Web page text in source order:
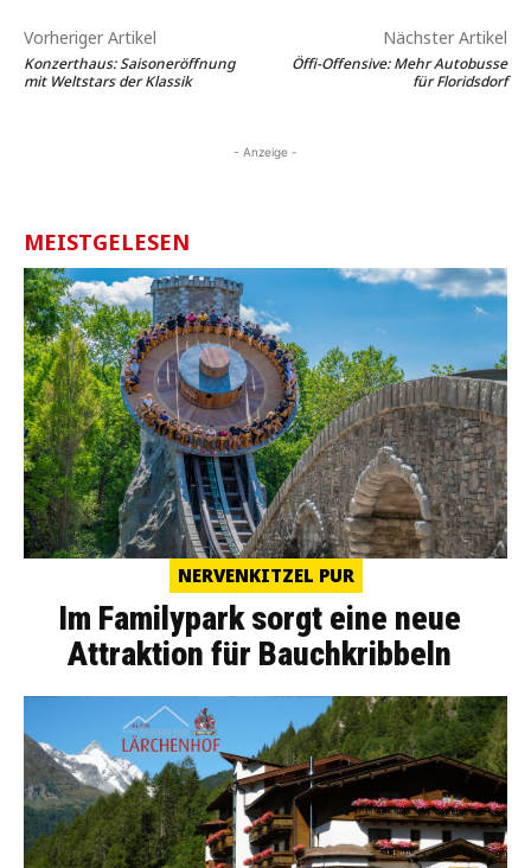
Vorheriger Artikel
Konzerthaus: Saisoneröffnung
mit Weltstars der Klassik
Nächster Artikel
Öffi-Offensive: Mehr Autobusse
für Floridsdorf
- Anzeige -
MEISTGELESEN
NERVENKITZEL PUR
Im Familypark sorgt eine neue
Attraktion für Bauchkribbeln